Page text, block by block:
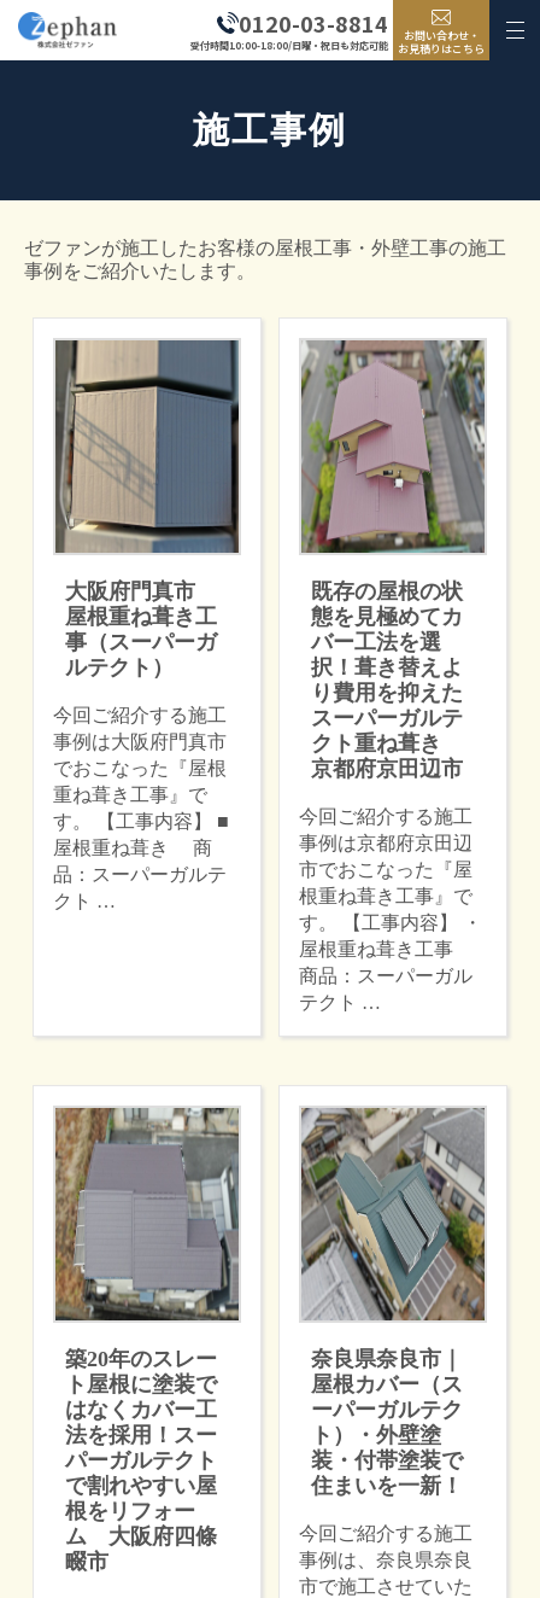
0120-03-8814
受付時間10:00-18:00/日曜・祝日も対応可能
お問い合わせ・
お見積りはこちら
施工事例
ゼファンが施工したお客様の屋根工事・外壁工事の施工
事例をご紹介いたします。
大阪府門真市
屋根重ね葺き工
事（スーパーガ
ルテクト）
今回ご紹介する施工
事例は大阪府門真市
でおこなった『屋根
重ね葺き工事』で
す。 【工事内容】 ■
屋根重ね葺き 商
品：スーパーガルテ
クト …
既存の屋根の状
態を見極めてカ
バー工法を選
択！葺き替えよ
り費用を抑えた
スーパーガルテ
クト重ね葺き
京都府京田辺市
今回ご紹介する施工
事例は京都府京田辺
市でおこなった『屋
根重ね葺き工事』で
す。 【工事内容】 ・
屋根重ね葺き工事
商品：スーパーガル
テクト …
築20年のスレー
ト屋根に塗装で
はなくカバー工
法を採用！スー
パーガルテクト
で割れやすい屋
根をリフォー
ム 大阪府四條
畷市
奈良県奈良市｜
屋根カバー（ス
ーパーガルテク
ト）・外壁塗
装・付帯塗装で
住まいを一新！
今回ご紹介する施工
事例は、奈良県奈良
市で施工させていた